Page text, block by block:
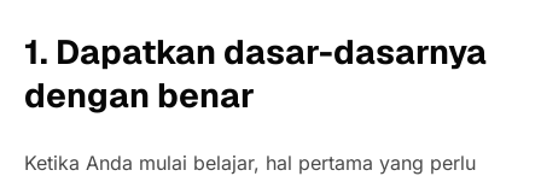
1. Dapatkan dasar-dasarnya
dengan benar
Ketika Anda mulai belajar, hal pertama yang perlu